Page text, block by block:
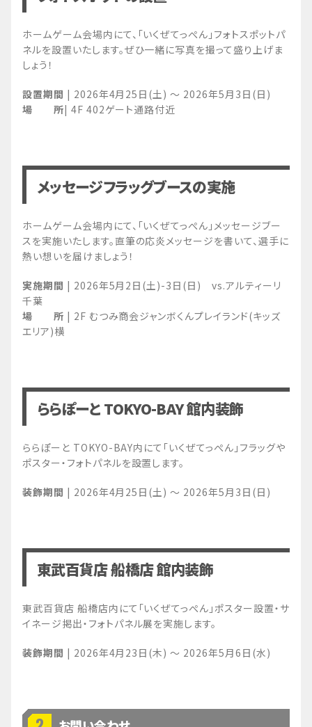
ホームゲーム会場内にて、「いくぜてっぺん」フォトスポットパ
ネルを設置いたします。ぜひ一緒に写真を撮って盛り上げま
しょう！
設置期間 | 2026年4月25日(土) ～ 2026年5月3日(日)
場 所| 4F 402ゲート通路付近
メッセージフラッグブースの実施
ホームゲーム会場内にて、「いくぜてっぺん」メッセージブー
スを実施いたします。直筆の応炎メッセージを書いて、選手に
熱い想いを届けましょう！
実施期間 | 2026年5月2日(土)-3日(日) vs.アルティーリ
千葉
場 所 | 2F むつみ商会ジャンボくんプレイランド(キッズ
エリア)横
ららぽーと TOKYO-BAY 館内装飾
ららぽーと TOKYO-BAY内にて「いくぜてっぺん」フラッグや
ポスター・フォトパネルを設置します。
装飾期間 | 2026年4月25日(土) ～ 2026年5月3日(日)
東武百貨店 船橋店 館内装飾
東武百貨店 船橋店内にて「いくぜてっぺん」ポスター設置・サ
イネージ掲出・フォトパネル展を実施します。
装飾期間 | 2026年4月23日(木) ～ 2026年5月6日(水)